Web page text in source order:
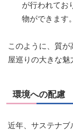
が行われてお
物ができます。
このように、質
屋巡りの大きな魅
環境への配慮
近年、サステナブ